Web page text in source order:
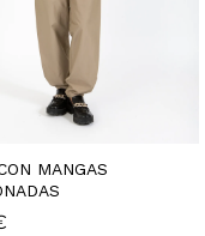
MANGAS